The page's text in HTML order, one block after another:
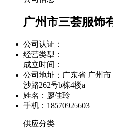
广州市三荟服饰
公司认证：
经营类型：
成立时间：
公司地址： 广东省 广州
沙路262号b栋4楼a
姓名：廖佳玲
手机：18570926603
供应分类